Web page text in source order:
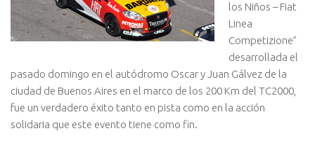
los Niños – Fiat
Linea
Competizione”
desarrollada el
pasado domingo en el autódromo Oscar y Juan Gálvez de la
ciudad de Buenos Aires en el marco de los 200 Km del TC2000,
fue un verdadero éxito tanto en pista como en la acción
solidaria que este evento tiene como fin.